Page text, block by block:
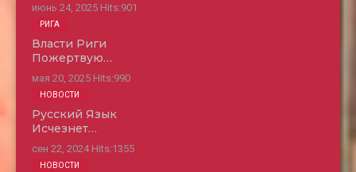
июнь 24, 2025 Hits:901
Власти Риги
Пожертвую…
мая 20, 2025 Hits:990
РИГА
Русский Язык
Исчезнет…
сен 22, 2024 Hits:1355
НОВОСТИ
НОВОСТИ